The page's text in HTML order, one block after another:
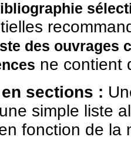
des ouvrages
ne contient
sections :
simple liste
fonction de la